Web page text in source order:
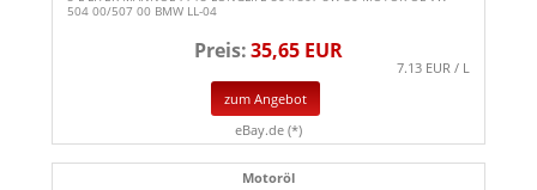
504 00/507 00 BMW LL-04
Preis:35,65 EUR
7.13 EUR / L
zum Angebot
eBay.de (*)
Motoröl